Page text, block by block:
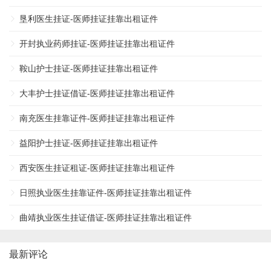
垦利医生挂证-医师挂证挂靠出租证件
开封执业药师挂证-医师挂证挂靠出租证件
鞍山护士挂证-医师挂证挂靠出租证件
大丰护士挂证借证-医师挂证挂靠出租证件
南充医生挂靠证件-医师挂证挂靠出租证件
益阳护士挂证-医师挂证挂靠出租证件
西安医生挂证租证-医师挂证挂靠出租证件
日照执业医生挂靠证件-医师挂证挂靠出租证件
曲靖执业医生挂证借证-医师挂证挂靠出租证件
最新评论